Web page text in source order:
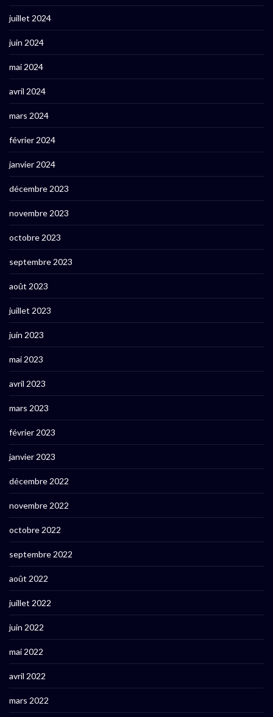
juillet 2024
juin 2024
mai 2024
avril 2024
mars 2024
février 2024
janvier 2024
décembre 2023
novembre 2023
octobre 2023
septembre 2023
août 2023
juillet 2023
juin 2023
mai 2023
avril 2023
mars 2023
février 2023
janvier 2023
décembre 2022
novembre 2022
octobre 2022
septembre 2022
août 2022
juillet 2022
juin 2022
mai 2022
avril 2022
mars 2022